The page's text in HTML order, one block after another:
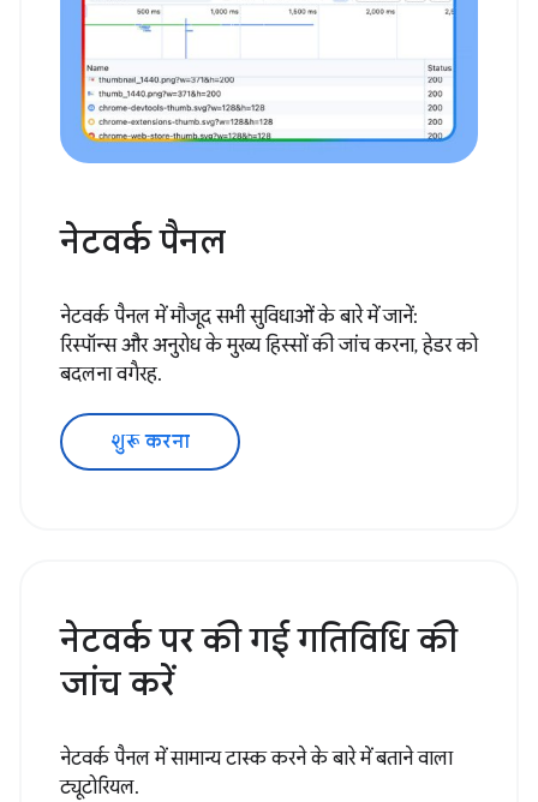
नेटवर्क पैनल
नेटवर्क पैनल में मौजूद सभी सुविधाओं के बारे में जानें:
रिस्पॉन्स और अनुरोध के मुख्य हिस्सों की जांच करना, हेडर को
बदलना वगैरह.
शुरू करना
नेटवर्क पर की गई गतिविधि की
जांच करें
नेटवर्क पैनल में सामान्य टास्क करने के बारे में बताने वाला
ट्यूटोरियल.